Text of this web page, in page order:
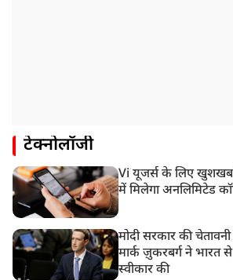
टेक्नोलॉजी
Vi यूजर्स के लिए
में मिलेगा अनलिमिटेड
मोदी सरकार की
मार्क ज़ुकरबर्ग ने भारत
स्वीकार की